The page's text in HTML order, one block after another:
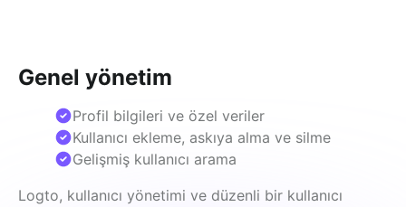
Genel yönetim
Logto, kullanıcı yönetimi ve düzenli bir kullanıcı
Profil bilgileri ve özel veriler
Kullanıcı ekleme, askıya alma ve silme
Gelişmiş kullanıcı arama